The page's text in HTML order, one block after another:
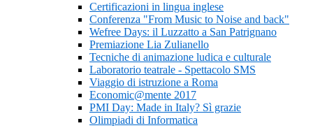
Certificazioni in lingua inglese
Conferenza "From Music to Noise and back"
Wefree Days: il Luzzatto a San Patrignano
Premiazione Lia Zulianello
Tecniche di animazione ludica e culturale
Laboratorio teatrale - Spettacolo SMS
Viaggio di istruzione a Roma
Economic@mente 2017
PMI Day: Made in Italy? Sì grazie
Olimpiadi di Informatica